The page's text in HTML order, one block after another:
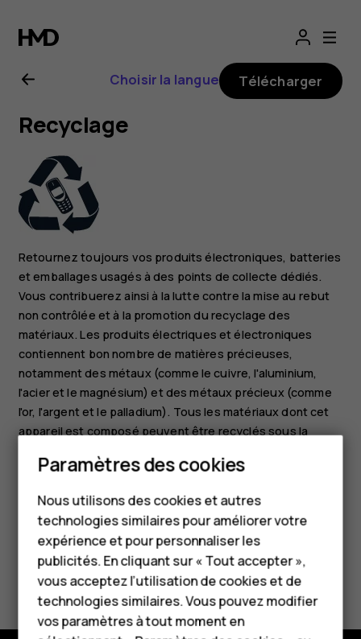
Guide
de
l'utilisateur
Nokia
2.1
Smartphones
Téléphones classiques
HMD Terra M
Pour les entreprises
Tablettes
Choisir la langue Télécharger
Recyclage
Retournez toujours vos produits électroniques, batteries
et emballages usagés à des points de collecte dédiés.
Vous contribuerez ainsi à la lutte contre la mise au rebut
non contrôlée et à la promotion du recyclage des
matériaux. Les produits électriques et électroniques
contiennent bon nombre de matières précieuses,
notamment des métaux (comme le cuivre, l'aluminium,
l'acier et le magnésium) et des métaux précieux (comme
l'or, l'argent et le palladium). Tous les matériaux dont cet
appareil est composé peuvent être recyclés sous la
Avez-vous trouvé cela utile?
Non
Paramètres des cookies
Nous utilisons des cookies et autres
technologies similaires pour améliorer votre
expérience et pour personnaliser les
publicités. En cliquant sur « Tout accepter »,
vous acceptez l’utilisation de cookies et de
technologies similaires. Vous pouvez modifier
vos paramètres à tout moment en